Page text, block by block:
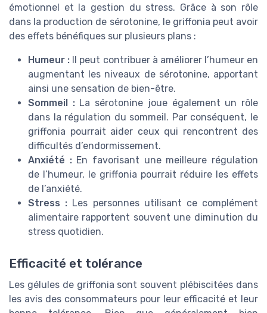
émotionnel et la gestion du stress. Grâce à son rôle
dans la production de sérotonine, le griffonia peut avoir
des effets bénéfiques sur plusieurs plans :
Humeur : Il peut contribuer à améliorer l’humeur en
augmentant les niveaux de sérotonine, apportant
ainsi une sensation de bien-être.
Sommeil :La sérotonine joue également un rôle
dans la régulation du sommeil. Par conséquent, le
griffonia pourrait aider ceux qui rencontrent des
difficultés d’endormissement.
Anxiété : En favorisant une meilleure régulation
de l’humeur, le griffonia pourrait réduire les effets
de l’anxiété.
Stress : Les personnes utilisant ce complément
alimentaire rapportent souvent une diminution du
stress quotidien.
Efficacité et tolérance
Les gélules de griffonia sont souvent plébiscitées dans
les avis des consommateurs pour leur efficacité et leur